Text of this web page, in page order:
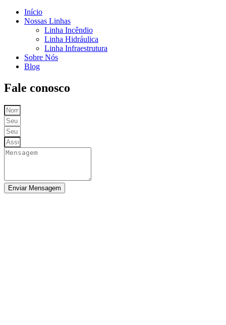
Início
Nossas Linhas
Linha Incêndio
Linha Hidráulica
Linha Infraestrutura
Sobre Nós
Blog
Fale conosco
Enviar Mensagem